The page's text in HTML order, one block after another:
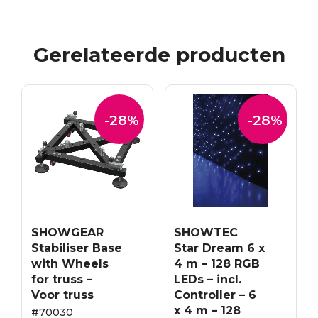
Gerelateerde producten
-28%
SHOWGEAR
Stabiliser Base
with Wheels
for truss –
Voor truss
#70030
-28%
SHOWTEC
Star Dream 6 x
4 m – 128 RGB
LEDs – incl.
Controller – 6
x 4 m – 128